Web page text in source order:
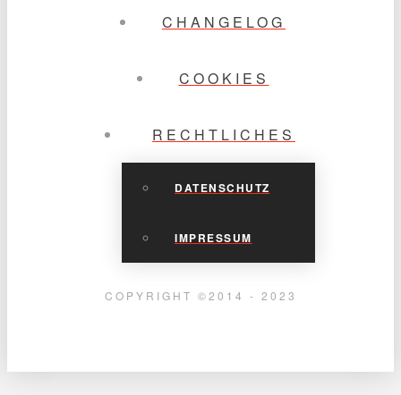
CHANGELOG
COOKIES
RECHTLICHES
DATENSCHUTZ
IMPRESSUM
COPYRIGHT ©2014 - 2023